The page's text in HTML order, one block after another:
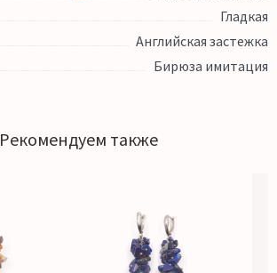
Гладкая
Английская застежка
Бирюза имитация
Рекомендуем также